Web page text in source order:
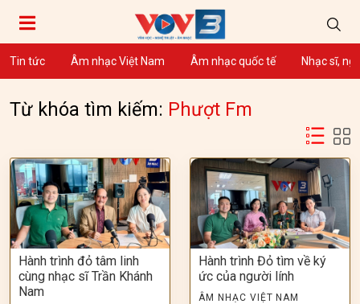
Tin tức Âm nhạc Việt Nam Âm nhạc quốc tế Nhạc sĩ,
Từ khóa tìm kiếm: Phượt Fm
Hành trình đỏ tâm linh
cùng nhạc sĩ Trần Khánh
Nam
Hành trình Đỏ tìm về ký
ức của người lính
ÂM NHẠC VIỆT NAM